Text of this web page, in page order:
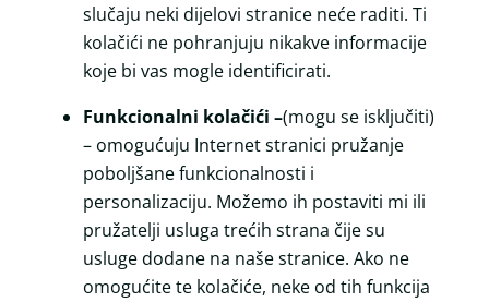
slučaju neki dijelovi stranice neće raditi. Ti
kolačići ne pohranjuju nikakve informacije
koje bi vas mogle identificirati.
Funkcionalni kolačići –(mogu se isključiti)
– omogućuju Internet stranici pružanje
poboljšane funkcionalnosti i
personalizaciju. Možemo ih postaviti mi ili
pružatelji usluga trećih strana čije su
usluge dodane na naše stranice. Ako ne
omogućite te kolačiće, neke od tih funkcija